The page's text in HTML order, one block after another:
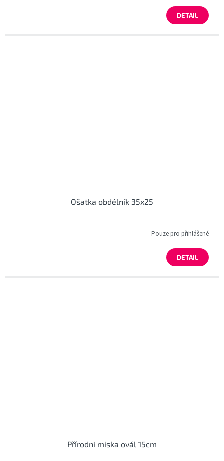
DETAIL
Ošatka obdélník 35x25
Pouze pro přihlášené
DETAIL
Přírodní miska ovál 15cm